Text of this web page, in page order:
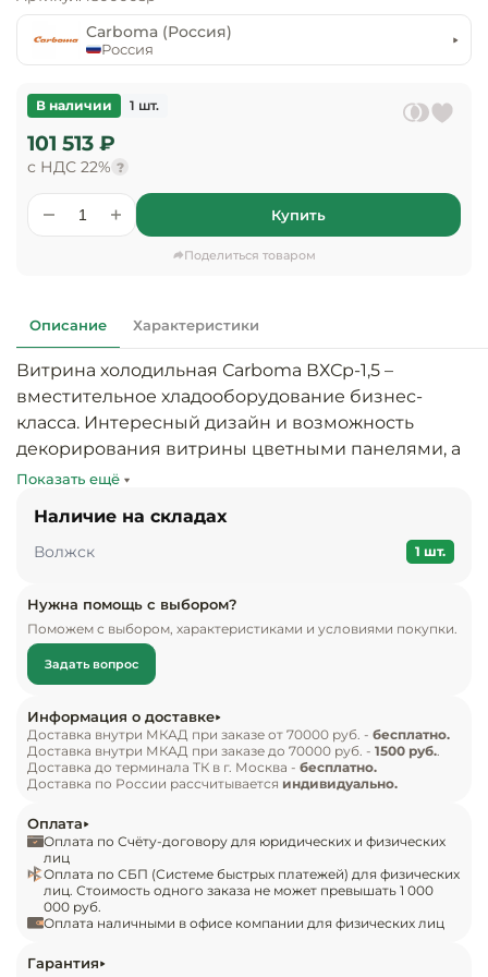
Барный
Нейтральное
общепита
Линии
Оснащение
Оснащение
Оснащение
Разработка
торгового
оборудования
Carboma (Россия)
Россия
101 513 ₽
с НДС 22% ?
В наличии 1 шт.
Купить
Поделиться товаром
Описание Характеристики
Витрина холодильная Сarboma ВХСр-1,5 –
вместительное хладооборудование бизнес-
класса. Интересный дизайн и возможность
декорирования витрины цветными панелями, а
также высокая мощность охлаждения –
Особенности модели:
для упаковки или разделки продукции;
возможность хранения гастрономии или
полуфабрикатов – универсальный режим
охлаждения;
система холодоподачи – встроенная;
полное обзорное остекление, гнутое переднее
стекло, стеклянный отбойник;
подсветка, алюминиевые плафоны;
площадь полезная/объем внутренний – 1,32
м2/0,31 м3;
электрическая автооттайка (ТЭНы);
охлаждение без принудительной конвекции,
статическое.
поверхность выкладки, рабочая поверхность –
Показать ещё
Наличие на складах
Волжск 1 шт.
Нужна помощь с выбором?
Поможем с выбором, характеристиками и условиями покупки.
Задать вопрос
Информация о доставке
Доставка внутри МКАД при заказе от 70000 руб. - бесплатно.
Доставка внутри МКАД при заказе до 70000 руб. - 1500 руб..
Доставка до терминала ТК в г. Москва - бесплатно.
Доставка по России рассчитывается индивидуально.
Оплата
Оплата по Счёту-договору для юридических и физических
лиц
Оплата по СБП (Системе быстрых платежей) для физических
лиц. Стоимость одного заказа не может превышать 1 000
000 руб.
Оплата наличными в офисе компании для физических лиц
Гарантия